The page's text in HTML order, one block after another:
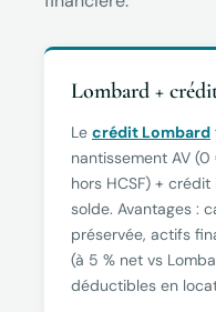
Lombard +
Le crédit Lombard
nantissement AV
hors HCSF) +
solde. Avantages :
préservée, actifs
(à 5 % net vs
déductibles en